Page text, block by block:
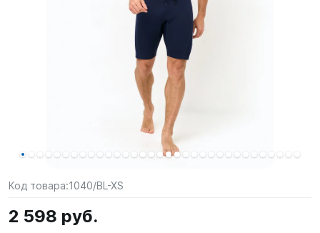
Акции
Код товара:1040/BL-XS
2 598 руб.